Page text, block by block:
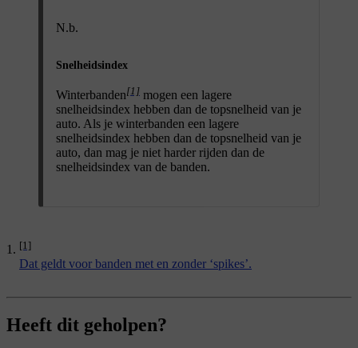
N.b.
Snelheidsindex
Winterbanden[1] mogen een lagere
snelheidsindex hebben dan de topsnelheid van je
auto. Als je winterbanden een lagere
snelheidsindex hebben dan de topsnelheid van je
auto, dan mag je niet harder rijden dan de
snelheidsindex van de banden.
[1]
Dat geldt voor banden met en zonder ‘spikes’.
Heeft dit geholpen?